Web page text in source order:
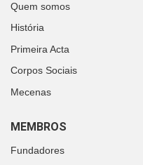
Quem somos
História
Primeira Acta
Corpos Sociais
Mecenas
MEMBROS
Fundadores